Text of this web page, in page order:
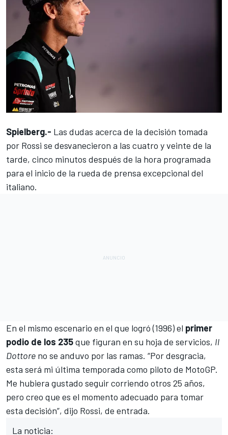
Spielberg.- Las dudas acerca de la decisión tomada
por Rossi se desvanecieron a las cuatro y veinte de la
tarde, cinco minutos después de la hora programada
para el inicio de la rueda de prensa excepcional del
italiano.
En el mismo escenario en el que logró (1996) el primer
podio de los 235que figuran en su hoja de servicios, Il
Dottore no se anduvo por las ramas. “Por desgracia,
esta será mi última temporada como piloto de MotoGP.
Me hubiera gustado seguir corriendo otros 25 años,
pero creo que es el momento adecuado para tomar
esta decisión”, dijo Rossi, de entrada.
La noticia: